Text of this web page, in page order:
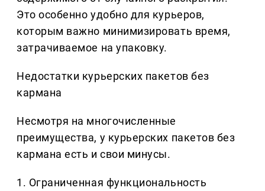
Это особенно удобно для курьеров,
которым важно минимизировать время,
затрачиваемое на упаковку.
Недостатки курьерских пакетов без
кармана
Несмотря на многочисленные
преимущества, у курьерских пакетов без
кармана есть и свои минусы.
1. Ограниченная функциональность